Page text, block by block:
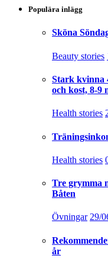
Populära inlägg
Sköna
Beauty stories
Stark kvinna
och kost, 8-9
Health stories
Health stories
Tre grymma
Båten
Övningar 29/
år